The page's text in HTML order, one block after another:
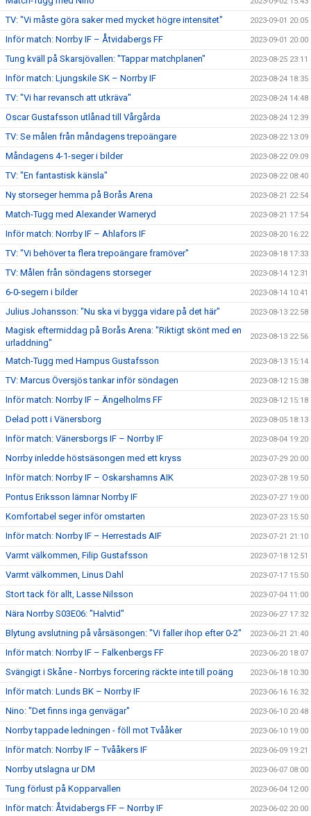
TV: "Vi måste göra saker med mycket högre intensitet" 2023-09-01 20:05
Inför match: Norrby IF – Åtvidabergs FF 2023-09-01 20:00
Tung kväll på Skarsjövallen: "Tappar matchplanen" 2023-08-25 23:11
Inför match: Ljungskile SK – Norrby IF 2023-08-24 18:35
TV: "Vi har revansch att utkräva" 2023-08-24 14:48
Oscar Gustafsson utlånad till Vårgårda 2023-08-24 12:39
TV: Se målen från måndagens trepoängare 2023-08-22 13:09
Måndagens 4-1-seger i bilder 2023-08-22 09:09
TV: "En fantastisk känsla" 2023-08-22 08:40
Ny storseger hemma på Borås Arena 2023-08-21 22:54
Match-Tugg med Alexander Warneryd 2023-08-21 17:54
Inför match: Norrby IF – Ahlafors IF 2023-08-20 16:22
TV: "Vi behöver ta flera trepoängare framöver" 2023-08-18 17:33
TV: Målen från söndagens storseger 2023-08-14 12:31
6-0-segern i bilder 2023-08-14 10:41
Julius Johansson: "Nu ska vi bygga vidare på det här" 2023-08-13 22:58
Magisk eftermiddag på Borås Arena: "Riktigt skönt med en
urladdning"
2023-08-13 22:56
Match-Tugg med Hampus Gustafsson 2023-08-13 15:14
TV: Marcus Översjös tankar inför söndagen 2023-08-12 15:38
Inför match: Norrby IF – Ängelholms FF 2023-08-12 15:18
Delad pott i Vänersborg 2023-08-05 18:13
Inför match: Vänersborgs IF – Norrby IF 2023-08-04 19:20
Norrby inledde höstsäsongen med ett kryss 2023-07-29 20:00
Inför match: Norrby IF – Oskarshamns AIK 2023-07-28 19:50
Pontus Eriksson lämnar Norrby IF 2023-07-27 19:00
Komfortabel seger inför omstarten 2023-07-23 15:50
Inför match: Norrby IF – Herrestads AIF 2023-07-21 21:10
Varmt välkommen, Filip Gustafsson 2023-07-18 12:51
Varmt välkommen, Linus Dahl 2023-07-17 15:50
Stort tack för allt, Lasse Nilsson 2023-07-04 11:00
Nära Norrby S03E06: "Halvtid" 2023-06-27 17:32
Blytung avslutning på vårsäsongen: "Vi faller ihop efter 0-2" 2023-06-21 21:40
Inför match: Norrby IF – Falkenbergs FF 2023-06-20 18:07
Svängigt i Skåne - Norrbys forcering räckte inte till poäng 2023-06-18 10:30
Inför match: Lunds BK – Norrby IF 2023-06-16 16:32
Nino: "Det finns inga genvägar" 2023-06-10 20:48
Norrby tappade ledningen - föll mot Tvååker 2023-06-10 19:00
Inför match: Norrby IF – Tvååkers IF 2023-06-09 19:21
Norrby utslagna ur DM 2023-06-07 08:00
Tung förlust på Kopparvallen 2023-06-04 12:00
Inför match: Åtvidabergs FF – Norrby IF 2023-06-02 20:00